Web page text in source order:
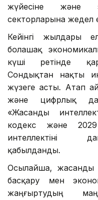
жүйесіне және
секторларына жедел
Кейінгі жылдары
болашақ
күші ретінде
Сондықтан нақты
жүзеге асты. Атап
және цифрлық
«Жасанды
кодекс және
интеллектіні
қабылданды.
Осылайша, жасанды
басқару мен
жаңғыртудың